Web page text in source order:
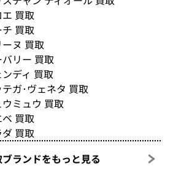
買取
チ 買取
ヌ 買取
リー 買取
ンディ 買取
ガ･ヴェネタ 買取
ウミュウ 買取
ベ 買取
ダ 買取
ランドをもっと見る